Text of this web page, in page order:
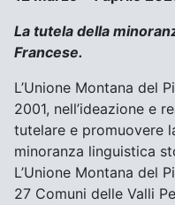
La tutela della
Francese.
L’Unione Montana del
2001, nell’ideazione e
tutelare e promuovere
minoranza linguistica
L’Unione Montana del
27 Comuni delle Valli